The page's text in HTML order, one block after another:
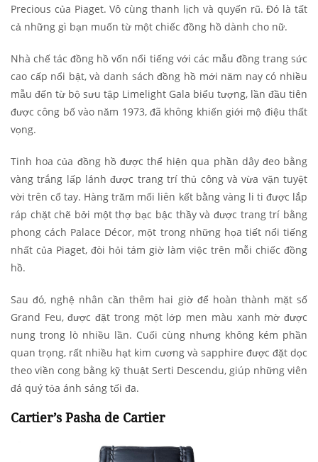
Precious của Piaget. Vô cùng thanh lịch và quyến rũ. Đó là tất
cả những gì bạn muốn từ một chiếc đồng hồ dành cho nữ.
Nhà chế tác đồng hồ vốn nổi tiếng với các mẫu đồng trang sức
cao cấp nổi bật, và danh sách đồng hồ mới năm nay có nhiều
mẫu đến từ bộ sưu tập Limelight Gala biểu tượng, lần đầu tiên
được công bố vào năm 1973, đã không khiến giới mộ điệu thất
vọng.
Tinh hoa của đồng hồ được thể hiện qua phần dây đeo bằng
vàng trắng lấp lánh được trang trí thủ công và vừa vặn tuyệt
vời trên cổ tay. Hàng trăm mối liên kết bằng vàng li ti được lắp
ráp chặt chẽ bởi một thợ bạc bậc thầy và được trang trí bằng
phong cách Palace Décor, một trong những họa tiết nổi tiếng
nhất của Piaget, đòi hỏi tám giờ làm việc trên mỗi chiếc đồng
hồ.
Sau đó, nghệ nhân cần thêm hai giờ để hoàn thành mặt số
Grand Feu, được đặt trong một lớp men màu xanh mờ được
nung trong lò nhiều lần. Cuối cùng nhưng không kém phần
quan trọng, rất nhiều hạt kim cương và sapphire được đặt dọc
theo viền cong bằng kỹ thuật Serti Descendu, giúp những viên
đá quý tỏa ánh sáng tối đa.
Cartier’s Pasha de Cartier